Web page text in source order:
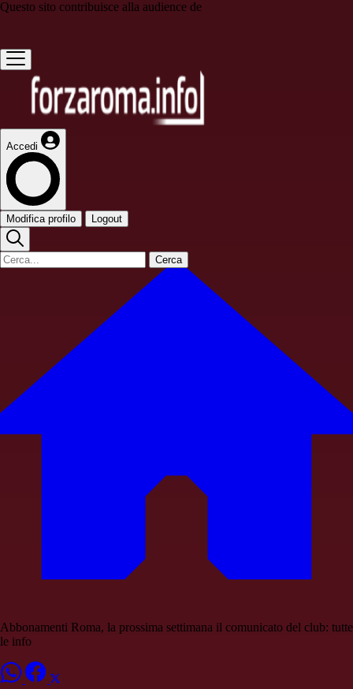
Questo sito contribuisce alla audience de
Accedi
Modifica profilo Logout
Cerca
Abbonamenti Roma, la prossima settimana il comunicato del club: tutte
le info